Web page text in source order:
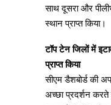
साथ दूसरा और
स्थान प्राप्त किया।
टॉप टेन जिलों में
प्राप्त किया
सीएम डैशबोर्ड की
अच्छा प्रदर्शन करते